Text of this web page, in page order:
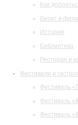
Как
Визит в
История
Библиотека
Ресторан и
Фестивали и
Фестиваль
Фестиваль
Фестиваль